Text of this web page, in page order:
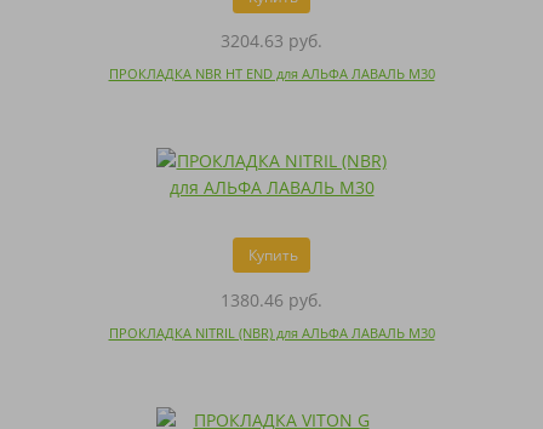
3204.63 руб.
ПРОКЛАДКА NBR HT END для АЛЬФА ЛАВАЛЬ M30
Купить
1380.46 руб.
ПРОКЛАДКА NITRIL (NBR) для АЛЬФА ЛАВАЛЬ M30